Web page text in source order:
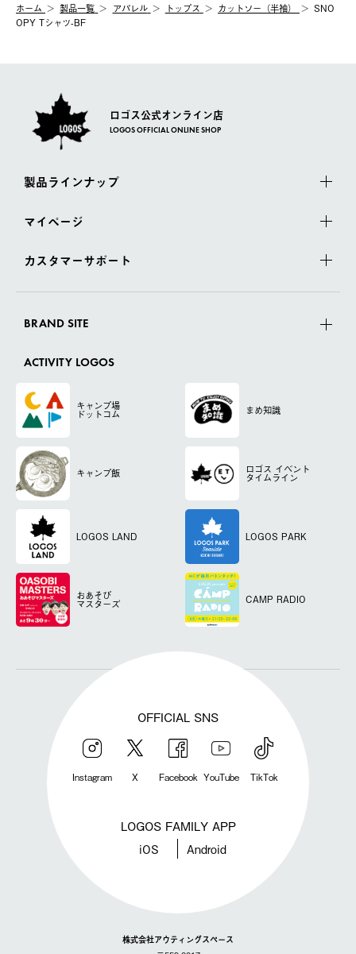
ホーム 製品⼀覧 アパレル トップス カットソー（半袖）
SNO
OPY Tシャツ-BF
ロゴス公式オンライン店
LOGOS OFFICIAL ONLINE SHOP
製品ラインナップ
マイページ
カスタマーサポート
BRAND SITE
ACTIVITY LOGOS
キャンプ場
ドットコム まめ知識
キャンプ飯 ロゴス イベント
タイムライン
LOGOS LAND LOGOS PARK
おあそび
マスターズ CAMP RADIO
OFFICIAL SNS
Instagram X Facebook YouTube TikTok
LOGOS FAMILY APP
iOS Android
株式会社アウティングスペース